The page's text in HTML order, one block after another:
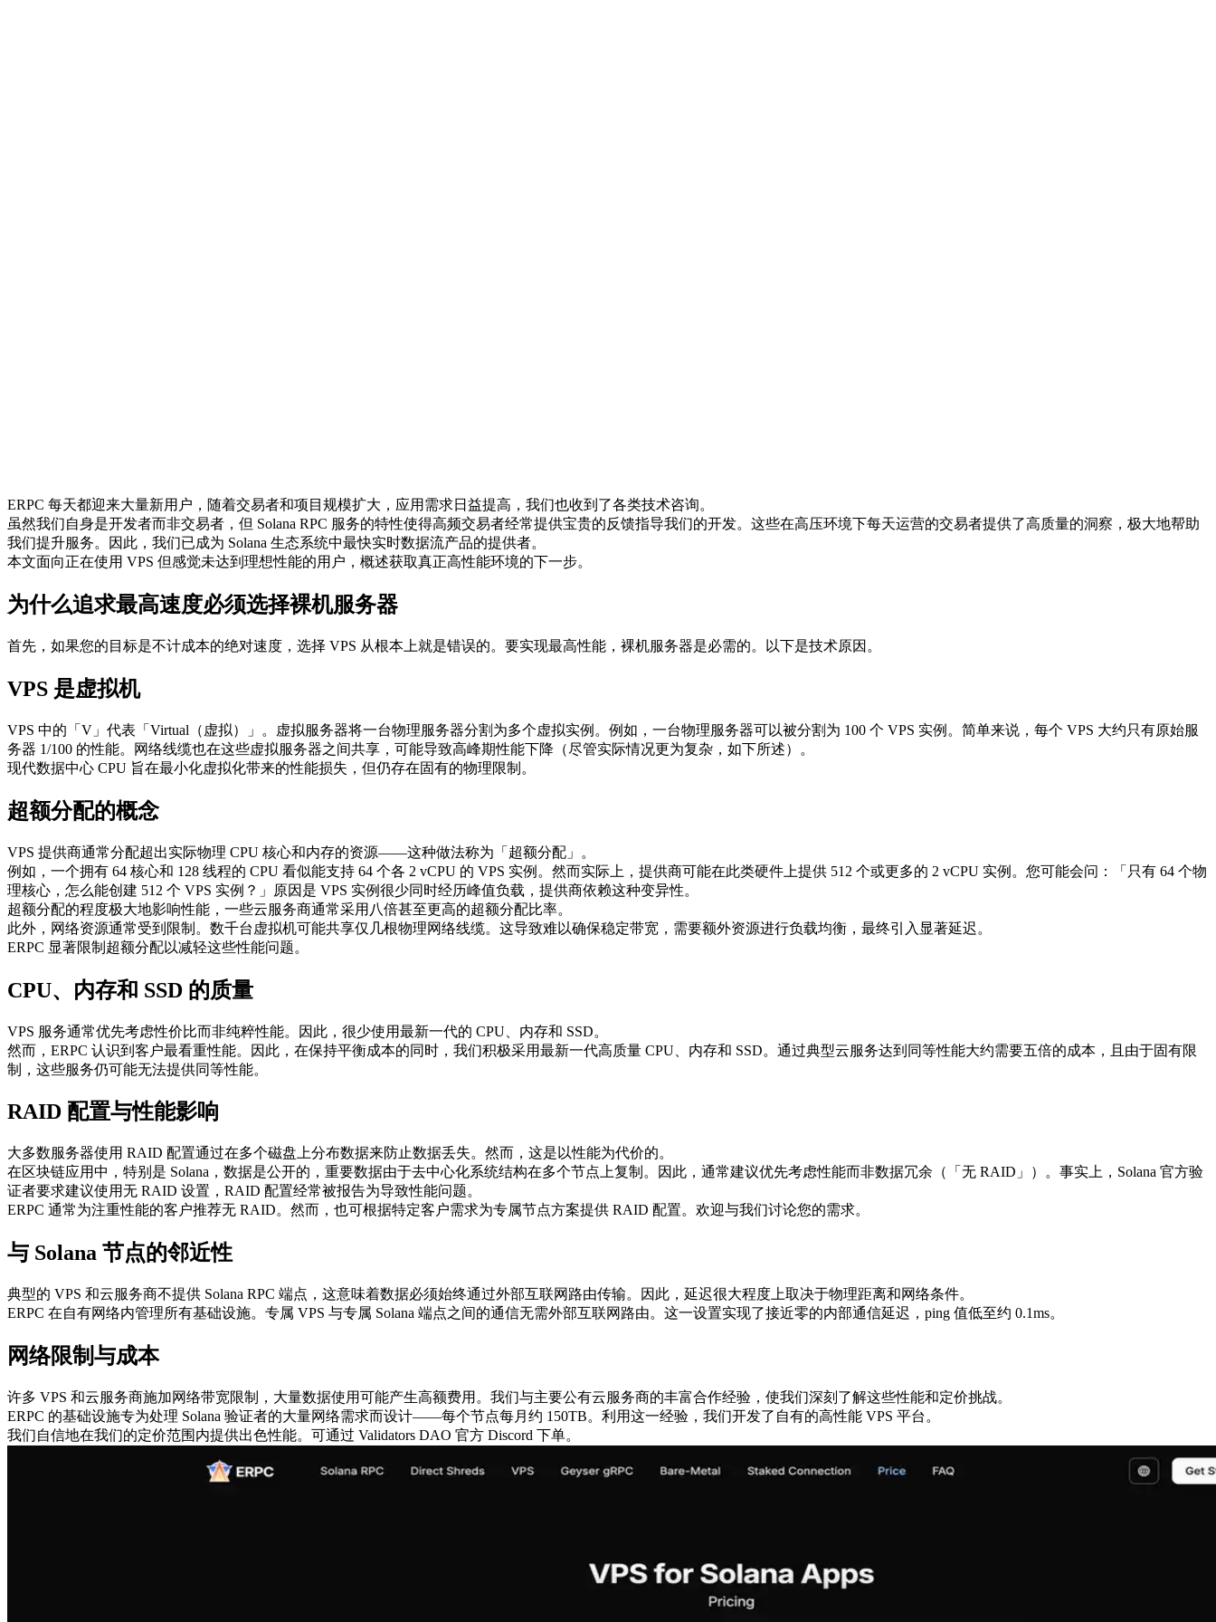
ERPC 每天都迎来大量新用户，随着交易者和项目规模扩大，应用需求日益提高，我们也收到了各类技术咨询。
虽然我们自身是开发者而非交易者，但 Solana RPC 服务的特性使得高频交易者经常提供宝贵的反馈指导我们的开发。这些在高压环境下每天运营的交易者提供了高质量的洞察，极大地帮助
我们提升服务。因此，我们已成为 Solana 生态系统中最快实时数据流产品的提供者。
本文面向正在使用 VPS 但感觉未达到理想性能的用户，概述获取真正高性能环境的下一步。
为什么追求最高速度必须选择裸机服务器
首先，如果您的目标是不计成本的绝对速度，选择 VPS 从根本上就是错误的。要实现最高性能，裸机服务器是必需的。以下是技术原因。
VPS 是虚拟机
VPS 中的「V」代表「Virtual（虚拟）」。虚拟服务器将一台物理服务器分割为多个虚拟实例。例如，一台物理服务器可以被分割为 100 个 VPS 实例。简单来说，每个 VPS 大约只有原始服
务器 1/100 的性能。网络线缆也在这些虚拟服务器之间共享，可能导致高峰期性能下降（尽管实际情况更为复杂，如下所述）。
现代数据中心 CPU 旨在最小化虚拟化带来的性能损失，但仍存在固有的物理限制。
超额分配的概念
VPS 提供商通常分配超出实际物理 CPU 核心和内存的资源——这种做法称为「超额分配」。
例如，一个拥有 64 核心和 128 线程的 CPU 看似能支持 64 个各 2 vCPU 的 VPS 实例。然而实际上，提供商可能在此类硬件上提供 512 个或更多的 2 vCPU 实例。您可能会问：「只有 64 个物
理核心，怎么能创建 512 个 VPS 实例？」原因是 VPS 实例很少同时经历峰值负载，提供商依赖这种变异性。
超额分配的程度极大地影响性能，一些云服务商通常采用八倍甚至更高的超额分配比率。
此外，网络资源通常受到限制。数千台虚拟机可能共享仅几根物理网络线缆。这导致难以确保稳定带宽，需要额外资源进行负载均衡，最终引入显著延迟。
ERPC 显著限制超额分配以减轻这些性能问题。
CPU、内存和 SSD 的质量
VPS 服务通常优先考虑性价比而非纯粹性能。因此，很少使用最新一代的 CPU、内存和 SSD。
然而，ERPC 认识到客户最看重性能。因此，在保持平衡成本的同时，我们积极采用最新一代高质量 CPU、内存和 SSD。通过典型云服务达到同等性能大约需要五倍的成本，且由于固有限
制，这些服务仍可能无法提供同等性能。
RAID 配置与性能影响
大多数服务器使用 RAID 配置通过在多个磁盘上分布数据来防止数据丢失。然而，这是以性能为代价的。
在区块链应用中，特别是 Solana，数据是公开的，重要数据由于去中心化系统结构在多个节点上复制。因此，通常建议优先考虑性能而非数据冗余（「无 RAID」）。事实上，Solana 官方验
证者要求建议使用无 RAID 设置，RAID 配置经常被报告为导致性能问题。
ERPC 通常为注重性能的客户推荐无 RAID。然而，也可根据特定客户需求为专属节点方案提供 RAID 配置。欢迎与我们讨论您的需求。
与 Solana 节点的邻近性
典型的 VPS 和云服务商不提供 Solana RPC 端点，这意味着数据必须始终通过外部互联网路由传输。因此，延迟很大程度上取决于物理距离和网络条件。
ERPC 在自有网络内管理所有基础设施。专属 VPS 与专属 Solana 端点之间的通信无需外部互联网路由。这一设置实现了接近零的内部通信延迟，ping 值低至约 0.1ms。
网络限制与成本
许多 VPS 和云服务商施加网络带宽限制，大量数据使用可能产生高额费用。我们与主要公有云服务商的丰富合作经验，使我们深刻了解这些性能和定价挑战。
ERPC 的基础设施专为处理 Solana 验证者的大量网络需求而设计——每个节点每月约 150TB。利用这一经验，我们开发了自有的高性能 VPS 平台。
我们自信地在我们的定价范围内提供出色性能。可通过 Validators DAO 官方 Discord 下单。